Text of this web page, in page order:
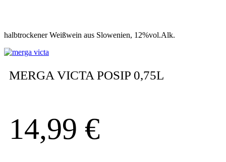
halbtrockener Weißwein aus Slowenien, 12%vol.Alk.
MERGA VICTA POSIP 0,75L
14,99 €